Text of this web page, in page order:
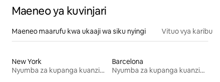
Maeneo ya kuvinjari
Maeneo maarufu kwa ukaaji wa siku nyingi Vituo vya karibu
New York
Nyumba za kupanga kuanzia mwezi mmoja
Barcelona
Nyumba za kupanga kuanzia mwezi mmoja